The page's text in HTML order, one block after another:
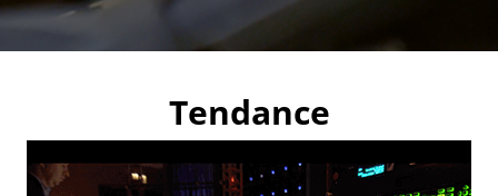
Tendance